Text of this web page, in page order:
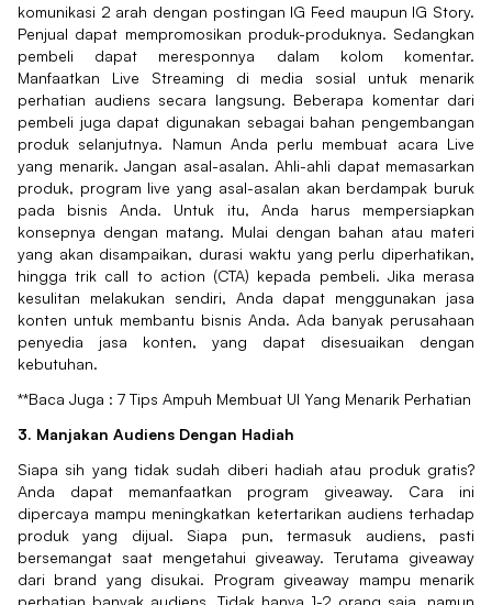
komunikasi 2 arah dengan postingan IG Feed maupun IG Story.
Penjual dapat mempromosikan produk-produknya. Sedangkan
pembeli dapat meresponnya dalam kolom komentar.
Manfaatkan Live Streaming di media sosial untuk menarik
perhatian audiens secara langsung. Beberapa komentar dari
pembeli juga dapat digunakan sebagai bahan pengembangan
produk selanjutnya. Namun Anda perlu membuat acara Live
yang menarik. Jangan asal-asalan. Ahli-ahli dapat memasarkan
produk, program live yang asal-asalan akan berdampak buruk
pada bisnis Anda. Untuk itu, Anda harus mempersiapkan
konsepnya dengan matang. Mulai dengan bahan atau materi
yang akan disampaikan, durasi waktu yang perlu diperhatikan,
hingga trik call to action (CTA) kepada pembeli. Jika merasa
kesulitan melakukan sendiri, Anda dapat menggunakan jasa
konten untuk membantu bisnis Anda. Ada banyak perusahaan
penyedia jasa konten, yang dapat disesuaikan dengan
kebutuhan.
**Baca Juga : 7 Tips Ampuh Membuat UI Yang Menarik Perhatian
3. Manjakan Audiens Dengan Hadiah
Siapa sih yang tidak sudah diberi hadiah atau produk gratis?
Anda dapat memanfaatkan program giveaway. Cara ini
dipercaya mampu meningkatkan ketertarikan audiens terhadap
produk yang dijual. Siapa pun, termasuk audiens, pasti
bersemangat saat mengetahui giveaway. Terutama giveaway
dari brand yang disukai. Program giveaway mampu menarik
perhatian banyak audiens. Tidak hanya 1-2 orang saja, namun